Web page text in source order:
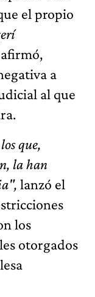
el propio
a
al que
que,
la han
lanzó el
los
otorgados